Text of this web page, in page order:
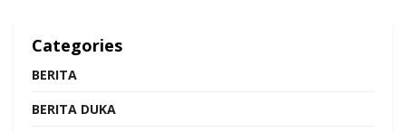
Categories
BERITA
BERITA DUKA